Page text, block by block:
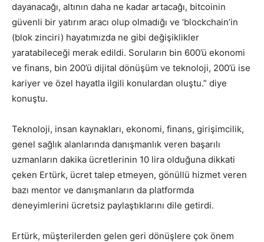
dayanacağı, altının daha ne kadar artacağı, bitcoinin
güvenli bir yatırım aracı olup olmadığı ve ‘blockchain’in
(blok zinciri) hayatımızda ne gibi değişiklikler
yaratabileceği merak edildi. Soruların bin 600’ü ekonomi
ve finans, bin 200’ü dijital dönüşüm ve teknoloji, 200’ü ise
kariyer ve özel hayatla ilgili konulardan oluştu.” diye
konuştu.
Teknoloji, insan kaynakları, ekonomi, finans, girişimcilik,
genel sağlık alanlarında danışmanlık veren başarılı
uzmanların dakika ücretlerinin 10 lira olduğuna dikkati
çeken Ertürk, ücret talep etmeyen, gönüllü hizmet veren
bazı mentor ve danışmanların da platformda
deneyimlerini ücretsiz paylaştıklarını dile getirdi.
Ertürk, müşterilerden gelen geri dönüşlere çok önem